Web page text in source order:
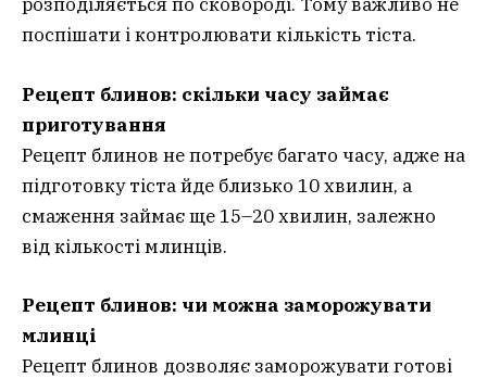
поспішати і контролювати кількість тіста.
Рецепт блинов: скільки часу займає
приготування
Рецепт блинов не потребує багато часу, адже на
підготовку тіста йде близько 10 хвилин, а
смаження займає ще 15–20 хвилин, залежно
від кількості млинців.
Рецепт блинов: чи можна заморожувати
млинці
Рецепт блинов дозволяє заморожувати готові